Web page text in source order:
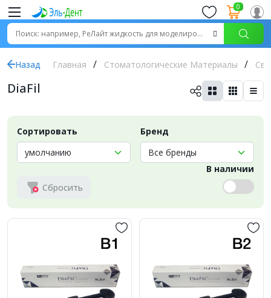
0
Назад Главная Стоматологические Материалы
DiaFil
Сортировать Бренд
Сбросить
В наличии